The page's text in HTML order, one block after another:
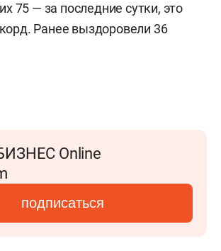
75 — за последние сутки, это
Ранее выздоровели 36
Online
подписаться